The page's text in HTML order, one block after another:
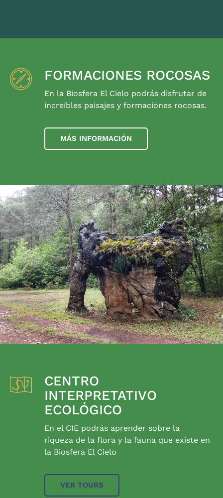
FORMACIONES ROCOSAS
En la Biosfera El Cielo podrás disfrutar de
increíbles paisajes y formaciones rocosas.
MÁS INFORMACIÓN
CENTRO
INTERPRETATIVO
ECOLÓGICO
En el CIE podrás aprender sobre la
riqueza de la flora y la fauna que existe en
la Biosfera El Cielo
VER TOURS